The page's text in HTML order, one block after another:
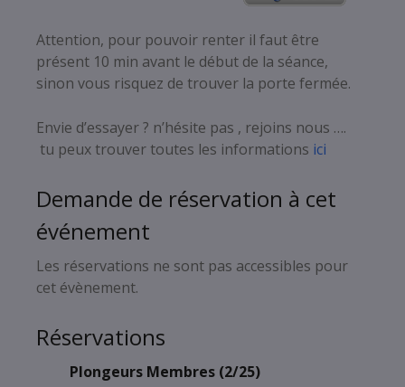
Attention, pour pouvoir renter il faut être
présent 10 min avant le début de la séance,
sinon vous risquez de trouver la porte fermée.
Envie d’essayer ? n’hésite pas , rejoins nous ….
tu peux trouver toutes les informations ici
Demande de réservation à cet
événement
Les réservations ne sont pas accessibles pour
cet évènement.
Réservations
Plongeurs Membres (2/25)